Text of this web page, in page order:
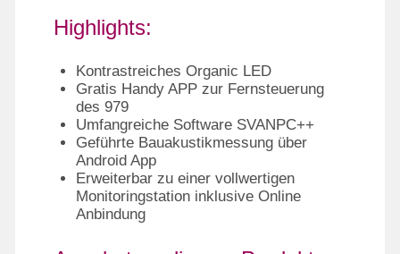
Highlights:
Kontrastreiches Organic LED
Gratis Handy APP zur Fernsteuerung
des 979
Umfangreiche Software SVANPC++
Geführte Bauakustikmessung über
Android App
Erweiterbar zu einer vollwertigen
Monitoringstation inklusive Online
Anbindung